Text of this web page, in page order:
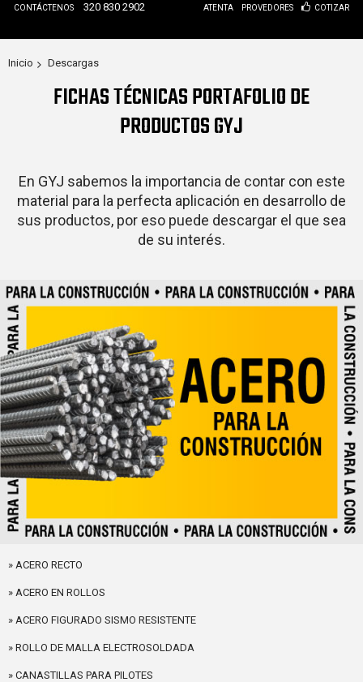
CONTÁCTENOS 320 830 2902 ATENTA PROVEDORES COTIZAR
Inicio Descargas
FICHAS TÉCNICAS PORTAFOLIO DE
PRODUCTOS GYJ
En GYJ sabemos la importancia de contar con este
material para la perfecta aplicación en desarrollo de
sus productos, por eso puede descargar el que sea
de su interés.
» ACERO RECTO
» ACERO EN ROLLOS
» ACERO FIGURADO SISMO RESISTENTE
» ROLLO DE MALLA ELECTROSOLDADA
» CANASTILLAS PARA PILOTES